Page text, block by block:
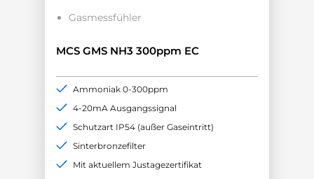
Gasmessfühler
MCS GMS NH3 300ppm EC
Ammoniak 0-300ppm
4-20mA Ausgangssignal
Schutzart IP54 (außer Gaseintritt)
Sinterbronzefilter
Mit aktuellem Justagezertifikat